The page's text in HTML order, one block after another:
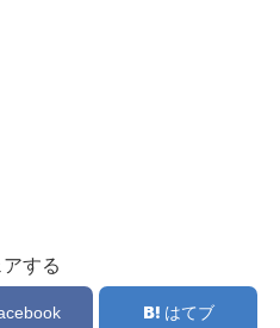
アする
はてブ